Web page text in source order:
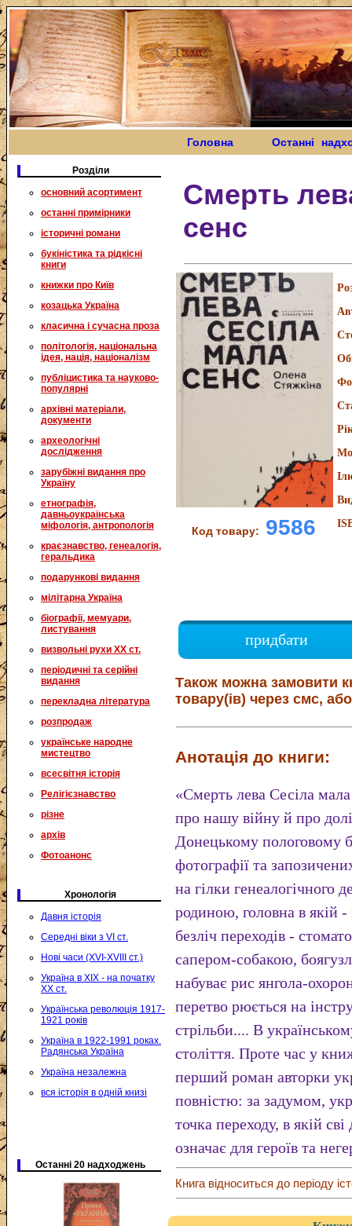
Головна Останні
Розділи
основний асортимент
останні примірники
історичні романи
букіністика та рідкісні
книги
книжки про Київ
козацька Україна
класична і сучасна проза
політологія, національна
ідея, нація, націоналізм
публіцистика та науково-
популярні
архівні матеріали,
документи
археологічні
дослідження
зарубіжні видання про
Україну
етнографія,
давньоукраїнська
міфологія, антропологія
краєзнавство, генеалогія,
геральдика
подарункові видання
мілітарна Україна
біографії, мемуари,
листування
визвольні рухи XX ст.
періодичні та серійні
видання
перекладна література
розпродаж
українське народне
мистецтво
всесвітня історія
Релігієзнавство
різне
архів
Фотоанонс
Хронологія
Давня історія
Середні віки з VI ст.
Нові часи (XVI-XVIII ст.)
Україна в XIX - на початку
XX ст.
Українська революція 1917-
1921 років
Україна в 1922-1991 роках.
Радянська Україна
Україна незалежна
вся історія в одній книзі
Останні 20 надходжень
Смерть
сенс
Код товару: 9586
придбати
Також можна замовити
товару(ів) через смс,
Анотація до книги:
«Смерть лева Сесіла
про нашу війну й про
Донецькому пологовому
фотографії та
на гілки генеалогічного
родиною, головна в якій
безліч переходів -
сапером-собакою,
набуває рис янгола-
перетво рюється на
стрільби.... В
століття. Проте час у
перший роман авторки
повністю: за задумом,
точка переходу, в якій
означає для героїв та
Книга відноситься до періоду